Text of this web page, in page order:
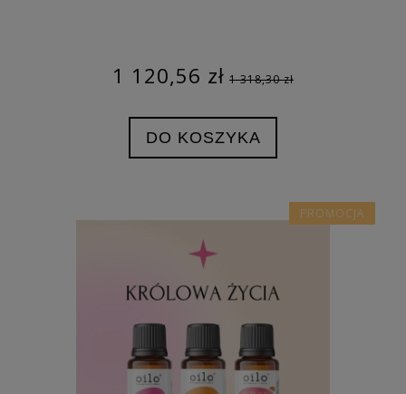
1 120,56 zł 1 318,30 zł
DO KOSZYKA
PROMOCJA